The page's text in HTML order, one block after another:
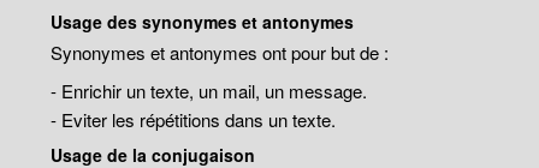
Usage des synonymes et antonymes
Synonymes et antonymes ont pour but de :
- Enrichir un texte, un mail, un message.
- Eviter les répétitions dans un texte.
Usage de la conjugaison